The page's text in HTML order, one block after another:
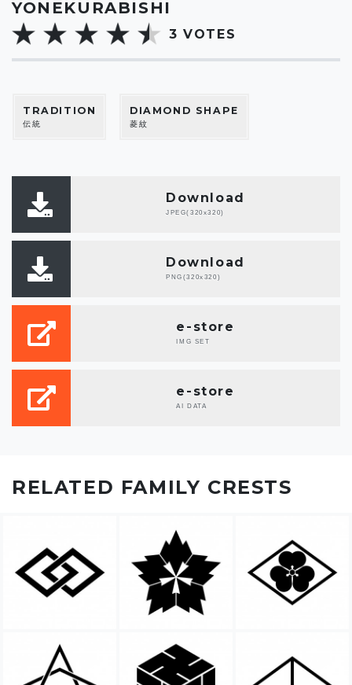
YONEKURABISHI
3 VOTES
TRADITION
伝統
DIAMOND SHAPE
菱紋
Download
JPEG(320x320)
Download
PNG(320x320)
e-store
IMG SET
e-store
AI DATA
RELATED FAMILY CRESTS